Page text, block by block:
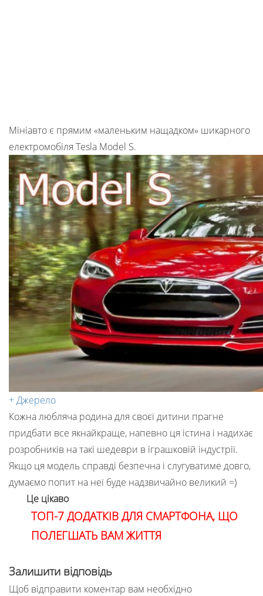
Мініавто є прямим «маленьким нащадком» шикарного
електромобіля Tesla Model S.
+ Джерело
Кожна любляча родина для своєї дитини прагне
придбати все якнайкраще, напевно ця істина і надихає
розробників на такі шедеври в іграшковій індустрії.
Якщо ця модель справді безпечна і слугуватиме довго,
думаємо попит на неї буде надзвичайно великий =)
Це цікаво
ТОП-7 ДОДАТКІВ ДЛЯ СМАРТФОНА, ЩО
ПОЛЕГШАТЬ ВАМ ЖИТТЯ
Залишити відповідь
Щоб відправити коментар вам необхідно